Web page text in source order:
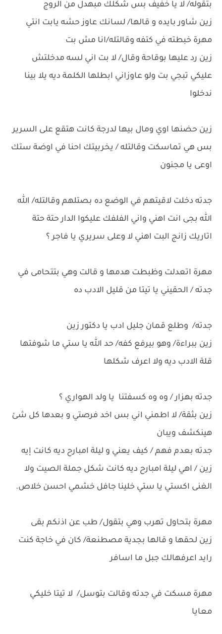
بتقوله/ لا يا خفيف بس شكلك مبهدل من الروج
زين شاور بايده و قالها/ لسانك عاوز حشه يابت انتي
مهرة خبطته في كتفه وقالتله/انا مش بت
زين رد عليها بوقاحة وقال/ لا بت اني لسه مدخلتش
عليكي تبجي بت ولو عاوزاني ابطلها الكلمة ديه يلا بينا
ندخلوا
زين حضنها اوي ومال بيها لدرجة كانت هتقع على السرير
بس هي تماسكت وقالتله / يخربيتك احنا في اوضة ستك
اوعى يا مجنون
جدته دخلت لاقيتهم في الوضع ده بصتلهم وقالتله/ الله
الله بجى انت اهني واني الفلفك عليكوا الدار حتة حتة
اتاريك زانج البت اهني لا وعلى سريري يا فاجر ؟
مهرة اتعدلت وظبطت هدمها و قالت وهي بتتحامى في
جدته / الحقيني يا تيتا من قليل الادب ده
جدته/ وطلع قمان جليل ادب يا دكتور زين
زين ببراءة/ وهو بيرفع كفه/ حد الله يا ستي ما شوفتها
قلة الادب ديه ولا اعرف شكلها
جدته بهزار / وه وه كسفتنا يا ولد الهواري ؟
زين بثقة/ لا اطمني اني بس اخد فرصتي و بعدها كل شئ
هينكشف ويبان
جدته بعدم فهم / كيف يعني و ليلة امبارح ديه كانت إيه
زين / اهي ليلة امبارح ديه كانت شكل جملة الصيت ولا
الغنى اكستي يا ستي خلينا جافل خشمي احسن خلاص.
مهرة بتحاول تهرب وهي بتقول/ طب عن اذنكم بقى
زين لحقها و قالها بجدية مصطنعة/ كان في خاجة كنت
رايد اعرفهالك جبل ما اسافر
مهرة مسكت في جدته وقالت بتوسل/ لا تيتا خليكي
معايا